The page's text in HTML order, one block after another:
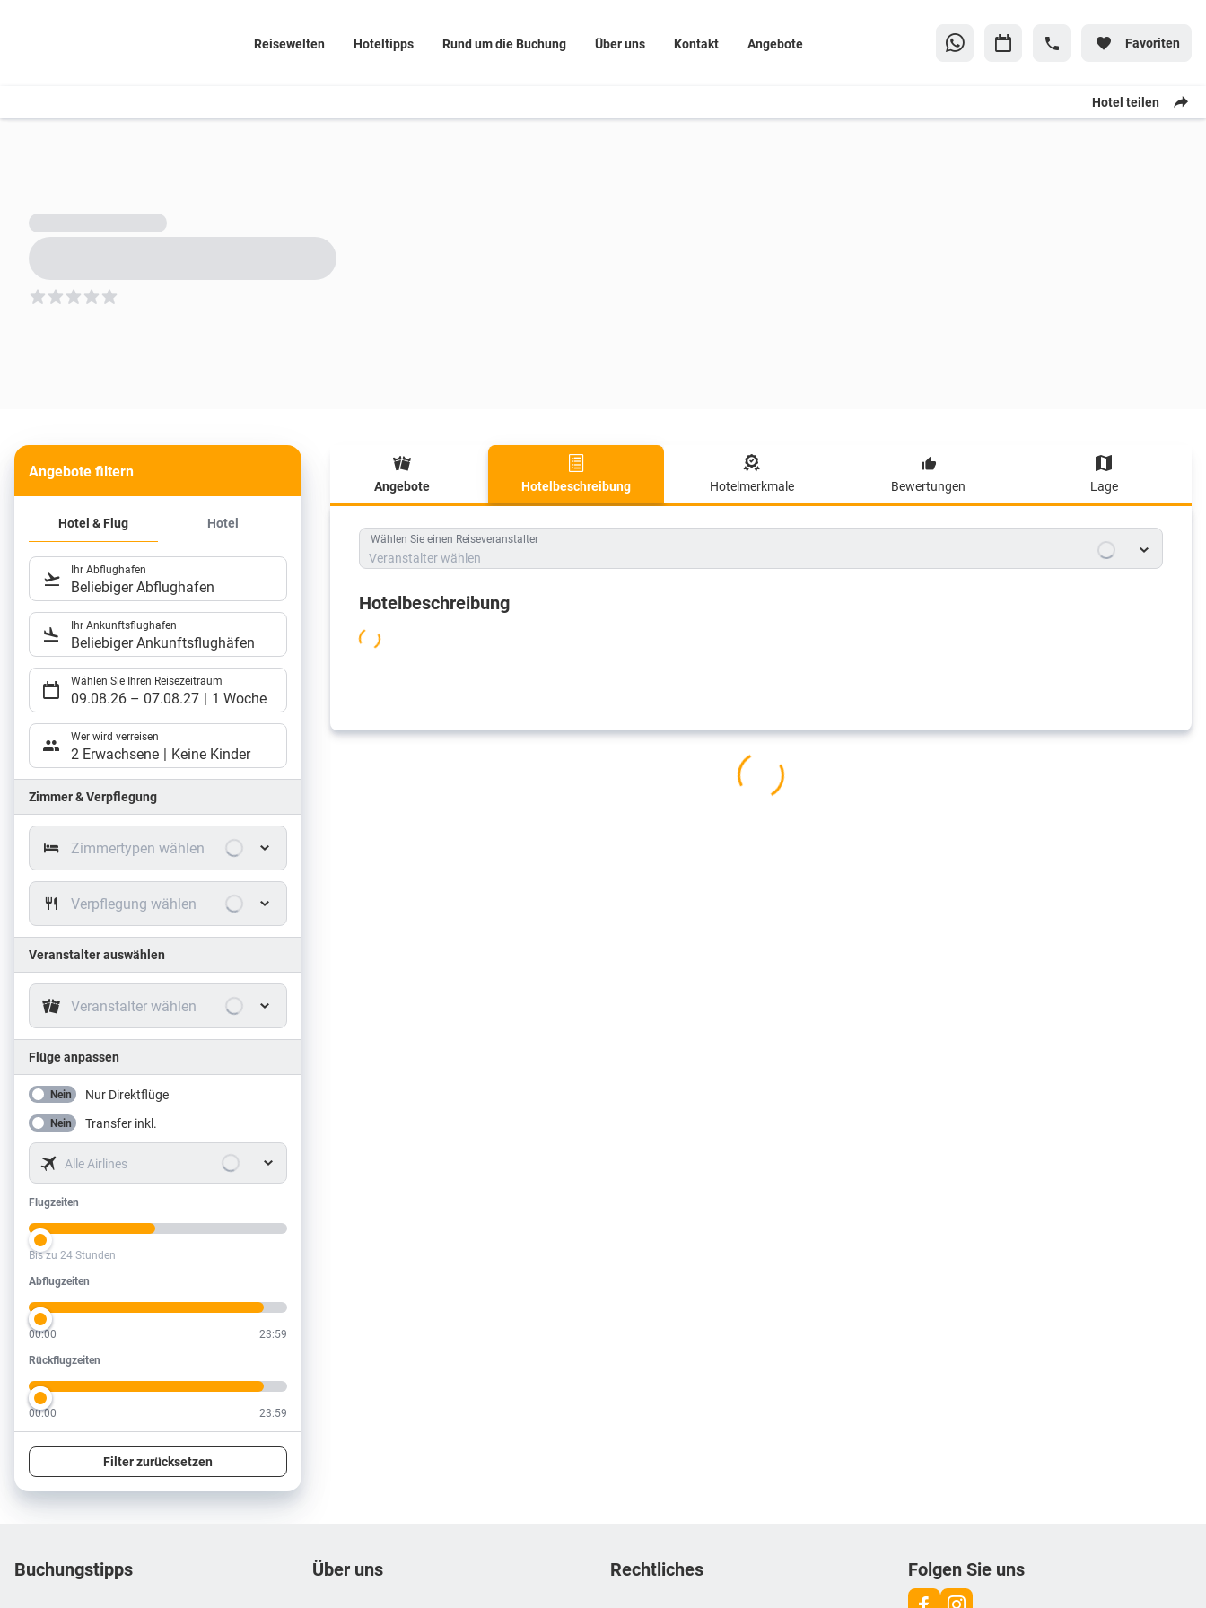
Reisewelten Hoteltipps Rund um die Buchung Über uns Kontakt Angebote Favoriten
Hotel teilen
5
Angebote filtern
Hotel & Flug Hotel
Ihr Abflughafen
Beliebiger Abflughafen
Ihr Ankunftsflughafen
Beliebiger Ankunftsflughäfen
Wählen Sie Ihren Reisezeitraum
09.08.26 – 07.08.27 1 Woche
Wer wird verreisen
2 Erwachsene Keine Kinder
Zimmer & Verpflegung
Zimmertypen wählen
Verpflegung wählen
Veranstalter auswählen
Veranstalter wählen
Flüge anpassen
Nein Nur Direktflüge
Nein Transfer inkl.
Alle Airlines
Flugzeiten
Flugzeiten
Bis zu 24 Stunden
Abflugzeiten
Abflugzeiten
00:00 23:59
Rückflugzeiten
Rückflugzeiten
00:00 23:59
Filter zurücksetzen
Angebote Hotelbeschreibung Hotelmerkmale Bewertungen Lage
Hotelbeschreibung
Wählen Sie einen Reiseveranstalter
Veranstalter wählen
Hotelbeschreibung
Footer navigation
Buchungstipps Über uns Rechtliches Folgen Sie uns